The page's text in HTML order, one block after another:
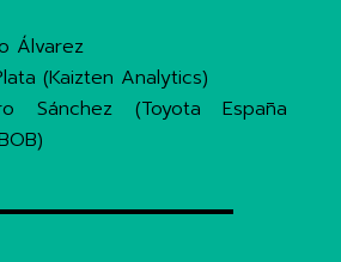
Álvarez
(Kaizten Analytics)
Sánchez (Toyota España